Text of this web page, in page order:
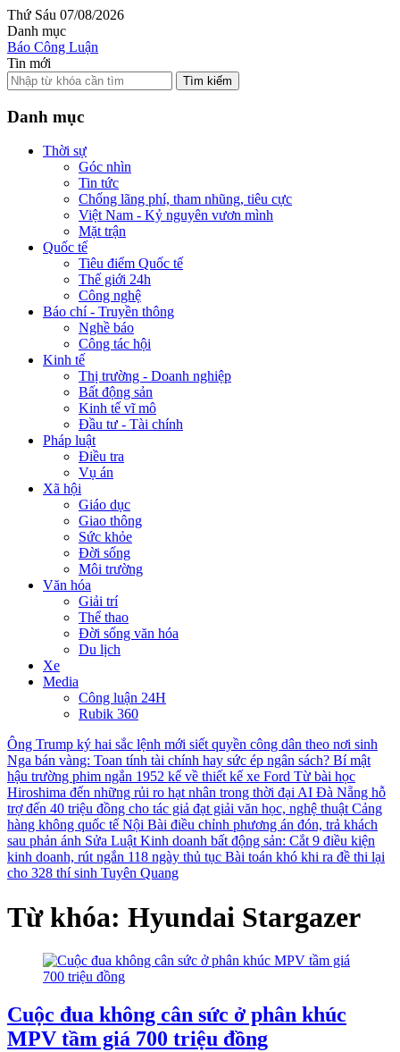
Thứ Sáu 07/08/2026
Danh mục
Báo Công Luận
Tin mới
Tìm kiếm
Danh mục
Thời sự
Góc nhìn
Tin tức
Chống lãng phí, tham nhũng, tiêu cực
Việt Nam - Kỷ nguyên vươn mình
Mặt trận
Quốc tế
Tiêu điểm Quốc tế
Thế giới 24h
Công nghệ
Báo chí - Truyền thông
Nghề báo
Công tác hội
Kinh tế
Thị trường - Doanh nghiệp
Bất động sản
Kinh tế vĩ mô
Đầu tư - Tài chính
Pháp luật
Điều tra
Vụ án
Xã hội
Giáo dục
Giao thông
Sức khỏe
Đời sống
Môi trường
Văn hóa
Giải trí
Thể thao
Đời sống văn hóa
Du lịch
Xe
Media
Công luận 24H
Rubik 360
Ông Trump ký hai sắc lệnh mới siết quyền công dân theo nơi sinh
Nga bán vàng: Toan tính tài chính hay sức ép ngân sách? Bí mật
hậu trường phim ngắn 1952 kể về thiết kế xe Ford Từ bài học
Hiroshima đến những rủi ro hạt nhân trong thời đại AI Đà Nẵng hỗ
trợ đến 40 triệu đồng cho tác giả đạt giải văn học, nghệ thuậtCảng
hàng không quốc tế Nội Bài điều chỉnh phương án đón, trả khách
sau phản ánh Sửa Luật Kinh doanh bất động sản: Cắt 9 điều kiện
kinh doanh, rút ngắn 118 ngày thủ tục Bài toán khó khi ra đề thi lại
cho 328 thí sinh Tuyên Quang
Từ khóa: Hyundai Stargazer
Cuộc đua không cân sức ở phân khúc
MPV tầm giá 700 triệu đồng